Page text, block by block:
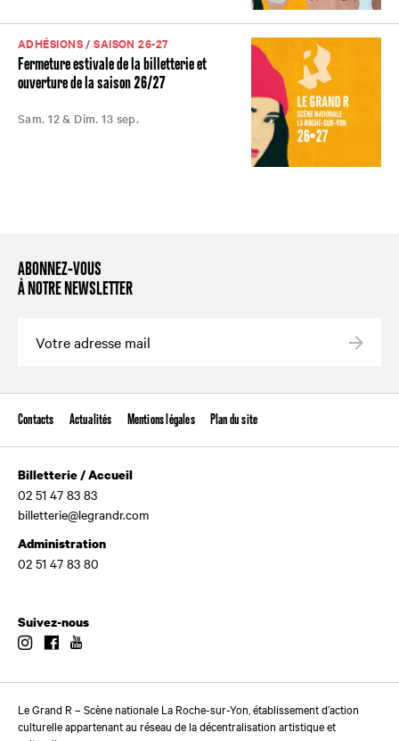
ADHÉSIONS / SAISON 26-27
Fermeture estivale de la billetterie et
ouverture de la saison 26/27
Sam. 12 & Dim. 13 sep.
ABONNEZ-VOUS
À NOTRE NEWSLETTER
Contacts Actualités Mentions légales Plan du site
Billetterie / Accueil
02 51 47 83 83
billetterie@legrandr.com
Administration
02 51 47 83 80
Suivez-nous
InstagramFacebook
Le Grand R – Scène nationale La Roche-sur-Yon, établissement d’action
culturelle appartenant au réseau de la décentralisation artistique et